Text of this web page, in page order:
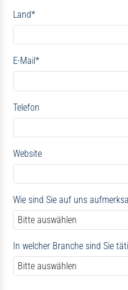
Land*
E-Mail*
Telefon
Website
Wie sind Sie auf uns
In welcher Branche sind Sie